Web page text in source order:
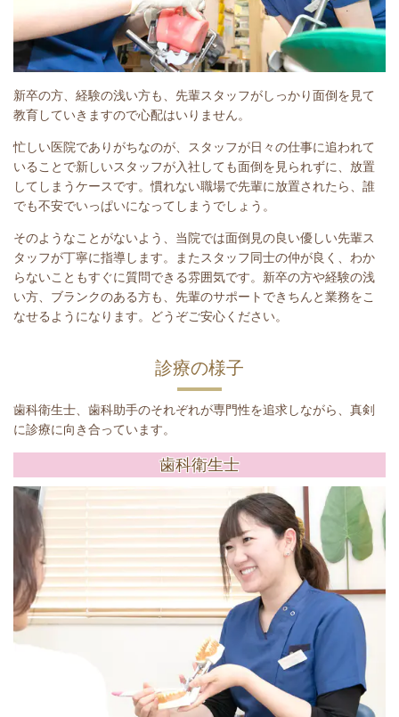
新卒の方、経験の浅い方も、先輩スタッフがしっかり面倒を見て
教育していきますので心配はいりません。
忙しい医院でありがちなのが、スタッフが日々の仕事に追われて
いることで新しいスタッフが入社しても面倒を見られずに、放置
してしまうケースです。慣れない職場で先輩に放置されたら、誰
でも不安でいっぱいになってしまうでしょう。
そのようなことがないよう、当院では面倒見の良い優しい先輩ス
タッフが丁寧に指導します。またスタッフ同士の仲が良く、わか
らないこともすぐに質問できる雰囲気です。新卒の方や経験の浅
い方、ブランクのある方も、先輩のサポートできちんと業務をこ
なせるようになります。どうぞご安心ください。
診療の様子
歯科衛生士、歯科助手のそれぞれが専門性を追求しながら、真剣
に診療に向き合っています。
歯科衛生士